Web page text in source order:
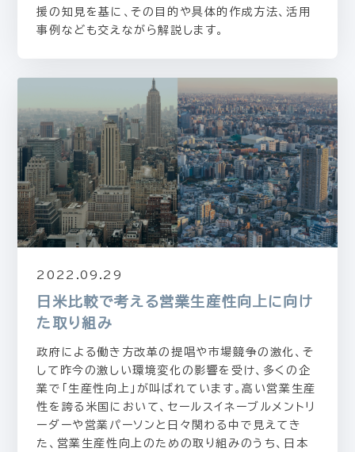
援の知見を基に、その目的や具体的作成方法、活用
事例なども交えながら解説します。
2022.09.29
日米比較で考える営業生産性向上に向け
た取り組み
政府による働き方改革の提唱や市場競争の激化、そ
して昨今の激しい環境変化の影響を受け、多くの企
業で「生産性向上」が叫ばれています。高い営業生産
性を誇る米国において、セールスイネーブルメントリ
ーダーや営業パーソンと日々関わる中で見えてき
た、営業生産性向上のための取り組みのうち、日本